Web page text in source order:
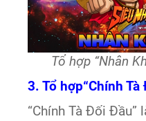
Tổ hợp “Nhân
3. Tổ hợp“Chính Tà
“Chính Tà Đối